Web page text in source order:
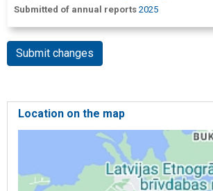
Submitted of annual reports 2025
Submit changes
Location on the map